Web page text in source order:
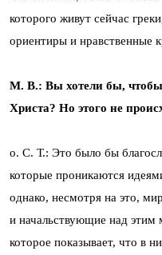
которого живут сейчас
ориентиры и нравственные
М. В.: Вы хотели бы,
Христа? Но этого не
о. С. Т.: Это было бы
которые проникаются
однако, несмотря на это,
и начальствующие над
которое показывает, что в